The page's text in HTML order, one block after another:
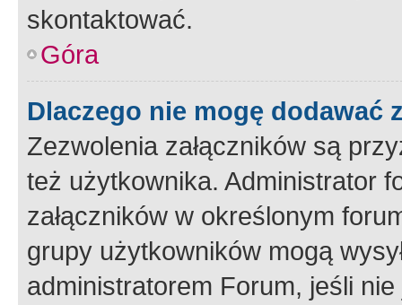
skontaktować.
Góra
Dlaczego nie mogę dodawać
Zezwolenia załączników są
też użytkownika. Administrator
załączników w określonym
grupy użytkowników mogą
administratorem Forum, jeśli